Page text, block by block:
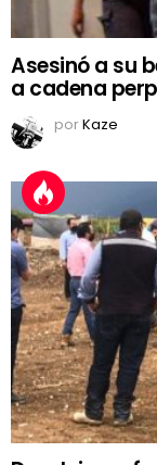
Asesinó a su
a cadena
porKaze